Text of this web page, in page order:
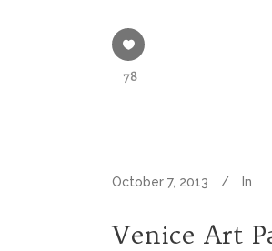
78
October 7, 2013 In
Venice Art